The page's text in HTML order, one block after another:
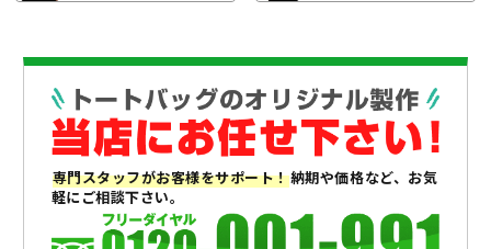
専門スタッフがお客様をサポート！納期や価格など、お気
軽にご相談下さい。